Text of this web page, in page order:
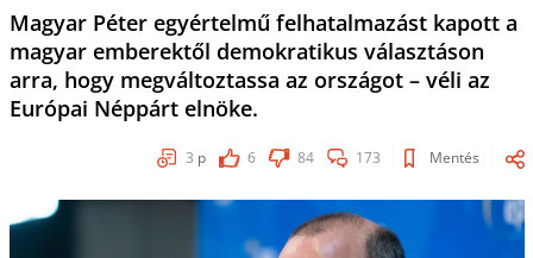
Magyar Péter egyértelmű felhatalmazást kapott a
magyar emberektől demokratikus választáson
arra, hogy megváltoztassa az országot – véli az
Európai Néppárt elnöke.
3 p 6 84 173 Mentés